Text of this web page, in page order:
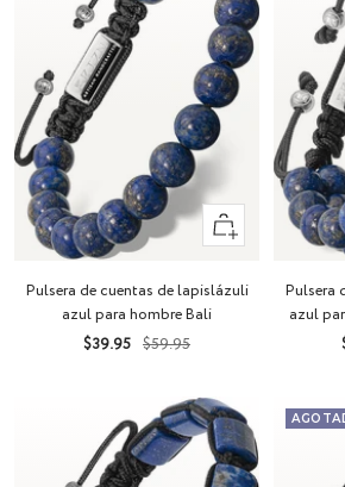
+
Añadir
Pulsera de cuentas de lapislázuli
azul para hombre Bali
Precio
$39.95 Precio
$59.95
Pulsera
azul